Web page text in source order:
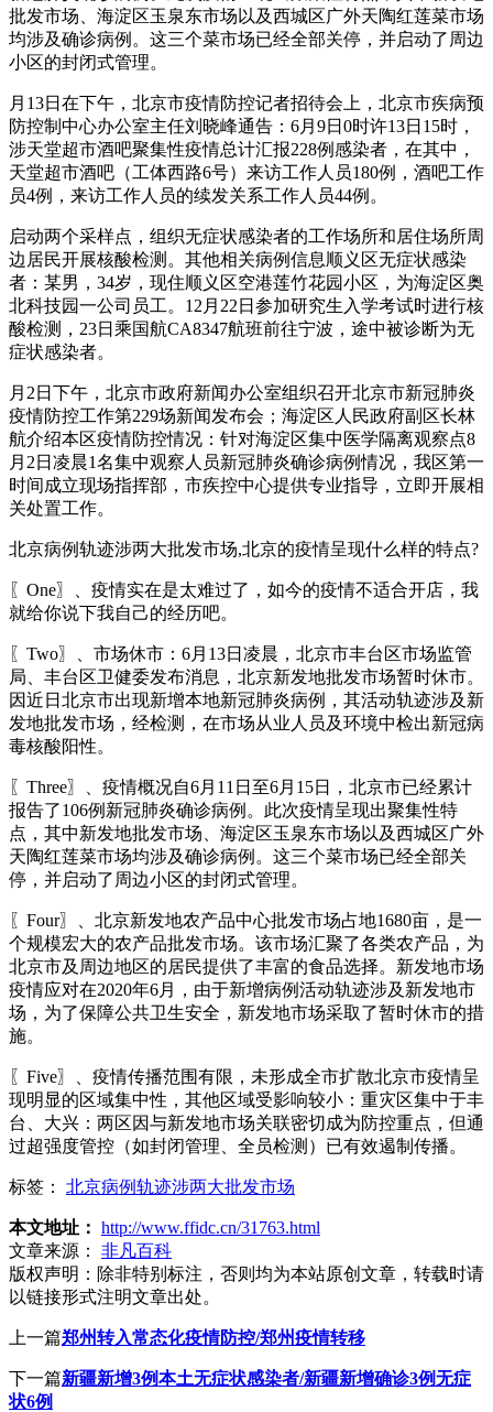
批发市场、海淀区玉泉东市场以及西城区广外天陶红莲菜市场
均涉及确诊病例。这三个菜市场已经全部关停，并启动了周边
小区的封闭式管理。
月13日在下午，北京市疫情防控记者招待会上，北京市疾病预
防控制中心办公室主任刘晓峰通告：6月9日0时许13日15时，
涉天堂超市酒吧聚集性疫情总计汇报228例感染者，在其中，
天堂超市酒吧（工体西路6号）来访工作人员180例，酒吧工作
员4例，来访工作人员的续发关系工作人员44例。
启动两个采样点，组织无症状感染者的工作场所和居住场所周
边居民开展核酸检测。其他相关病例信息顺义区无症状感染
者：某男，34岁，现住顺义区空港莲竹花园小区，为海淀区奥
北科技园一公司员工。12月22日参加研究生入学考试时进行核
酸检测，23日乘国航CA8347航班前往宁波，途中被诊断为无
症状感染者。
月2日下午，北京市政府新闻办公室组织召开北京市新冠肺炎
疫情防控工作第229场新闻发布会；海淀区人民政府副区长林
航介绍本区疫情防控情况：针对海淀区集中医学隔离观察点8
月2日凌晨1名集中观察人员新冠肺炎确诊病例情况，我区第一
时间成立现场指挥部，市疾控中心提供专业指导，立即开展相
关处置工作。
北京病例轨迹涉两大批发市场,北京的疫情呈现什么样的特点?
〖One〗、疫情实在是太难过了，如今的疫情不适合开店，我
就给你说下我自己的经历吧。
〖Two〗、市场休市：6月13日凌晨，北京市丰台区市场监管
局、丰台区卫健委发布消息，北京新发地批发市场暂时休市。
因近日北京市出现新增本地新冠肺炎病例，其活动轨迹涉及新
发地批发市场，经检测，在市场从业人员及环境中检出新冠病
毒核酸阳性。
〖Three〗、疫情概况自6月11日至6月15日，北京市已经累计
报告了106例新冠肺炎确诊病例。此次疫情呈现出聚集性特
点，其中新发地批发市场、海淀区玉泉东市场以及西城区广外
天陶红莲菜市场均涉及确诊病例。这三个菜市场已经全部关
停，并启动了周边小区的封闭式管理。
〖Four〗、北京新发地农产品中心批发市场占地1680亩，是一
个规模宏大的农产品批发市场。该市场汇聚了各类农产品，为
北京市及周边地区的居民提供了丰富的食品选择。新发地市场
疫情应对在2020年6月，由于新增病例活动轨迹涉及新发地市
场，为了保障公共卫生安全，新发地市场采取了暂时休市的措
施。
〖Five〗、疫情传播范围有限，未形成全市扩散北京市疫情呈
现明显的区域集中性，其他区域受影响较小：重灾区集中于丰
台、大兴：两区因与新发地市场关联密切成为防控重点，但通
过超强度管控（如封闭管理、全员检测）已有效遏制传播。
标签： 北京病例轨迹涉两大批发市场
本文地址： http://www.ffidc.cn/31763.html
文章来源：
非凡百科
版权声明： 除非特别标注，否则均为本站原创文章，转载时请
以链接形式注明文章出处。
上一篇郑州转入常态化疫情防控/郑州疫情转移
下一篇新疆新增3例本土无症状感染者/新疆新增确诊3例无症
状6例